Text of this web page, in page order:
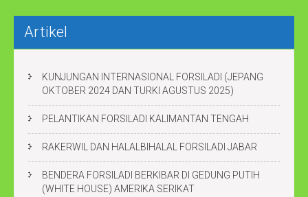
Artikel
KUNJUNGAN INTERNASIONAL FORSILADI (JEPANG
OKTOBER 2024 DAN TURKI AGUSTUS 2025)
PELANTIKAN FORSILADI KALIMANTAN TENGAH
RAKERWIL DAN HALALBIHALAL FORSILADI JABAR
BENDERA FORSILADI BERKIBAR DI GEDUNG PUTIH
(WHITE HOUSE) AMERIKA SERIKAT